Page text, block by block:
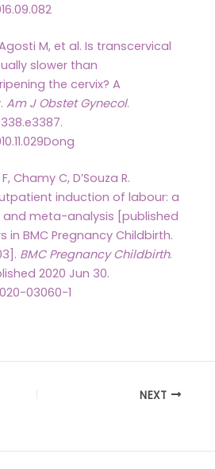
M, et al. Is transcervical
slower than
the cervix? A
Am J Obstet Gynecol.
Dong
Chamy C, D’Souza R.
induction of labour: a
meta-analysis [published
BMC Pregnancy Childbirth.
BMC Pregnancy Childbirth.
2020 Jun 30.
03060-1
NEXT